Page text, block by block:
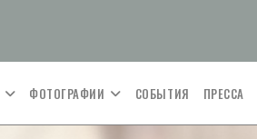
ФОТОГРАФИИ СОБЫТИЯ ПРЕССА